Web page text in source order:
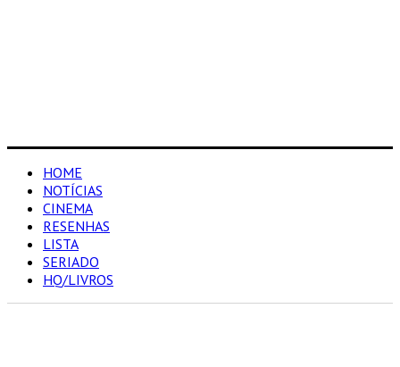
HOME
NOTÍCIAS
CINEMA
RESENHAS
LISTA
SERIADO
HQ/LIVROS